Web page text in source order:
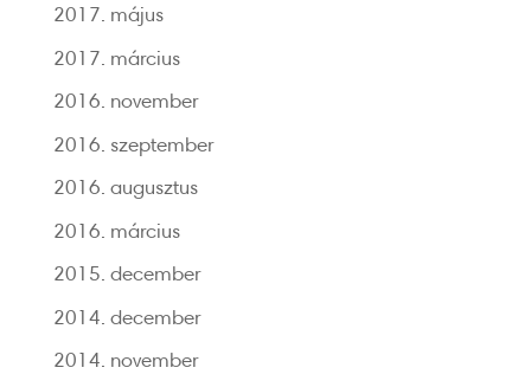
2017. május
2017. március
2016. november
2016. szeptember
2016. augusztus
2016. március
2015. december
2014. december
2014. november